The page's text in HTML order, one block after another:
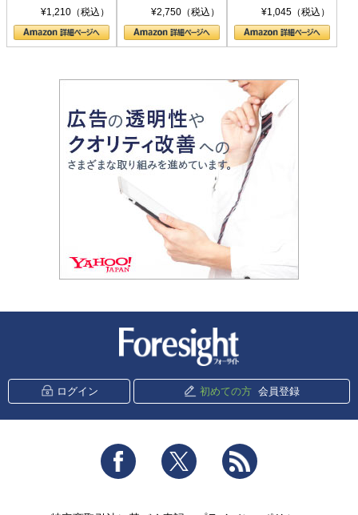
シリーズ)¥1,210（税込）
〈ヤヌス〉の二つ
の顔
¥2,750（税込）
ル新書)¥1,045（税込）
ログイン 初めての方 会員登録
Facebook Twitter